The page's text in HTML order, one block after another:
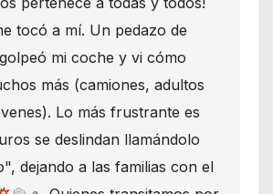
tocó a mí. Un pedazo de
mi coche y vi cómo
más (camiones, adultos
Lo más frustrante es
se deslindan llamándolo
dejando a las familias con el